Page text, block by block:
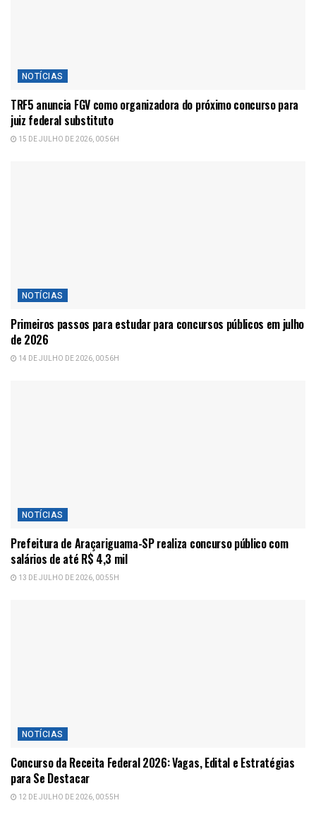
NOTÍCIAS
TRF5 anuncia FGV como organizadora do próximo concurso para
juiz federal substituto
15 DE JULHO DE 2026, 00:56H
NOTÍCIAS
Primeiros passos para estudar para concursos públicos em julho
de 2026
14 DE JULHO DE 2026, 00:56H
NOTÍCIAS
Prefeitura de Araçariguama-SP realiza concurso público com
salários de até R$ 4,3 mil
13 DE JULHO DE 2026, 00:55H
NOTÍCIAS
Concurso da Receita Federal 2026: Vagas, Edital e Estratégias
para Se Destacar
12 DE JULHO DE 2026, 00:55H